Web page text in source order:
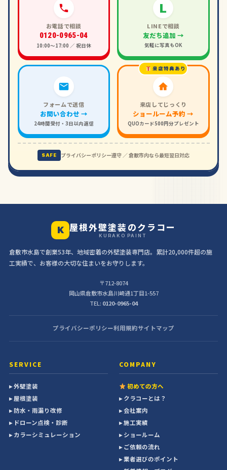
お電話で相談
0120-0965-04
10:00〜17:00 ／ 祝日休
L
LINEで相談
友だち追加 →
気軽に写真もOK
フォームで送信
お問い合わせ →
24時間受付・3日以内返信
来店特典あり
来店してじっくり
ショールーム予約 →
QUOカード500円分プレゼント
SAFE プライバシーポリシー遵守 ／ 倉敷市内なら最短翌日対応
K 屋根外壁塗装のクラコー
KURAKO PAINT
倉敷市水島で創業53年、地域密着の外壁塗装専門店。累計20,000件超の施
工実績で、お客様の大切な住まいをお守りします。
〒712-8074
岡山県倉敷市水島川崎通1丁目1-557
TEL: 0120-0965-04
プライバシーポリシー利用規約サイトマップ
SERVICE
▸ 外壁塗装
▸ 屋根塗装
▸ 防水・雨漏り改修
▸ ドローン点検・診断
▸ カラーシミュレーション
COMPANY
初めての方へ
▸ クラコーとは？
▸ 会社案内
▸ 施工実績
▸ ショールーム
▸ ご依頼の流れ
▸ 業者選びのポイント